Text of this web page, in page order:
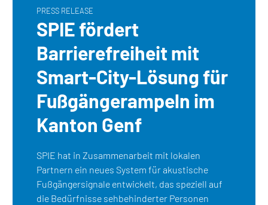
PRESS RELEASE
SPIE fördert
Barrierefreiheit mit
Smart-City-Lösung für
Fußgängerampeln im
Kanton Genf
SPIE hat in Zusammenarbeit mit lokalen
Partnern ein neues System für akustische
Fußgängersignale entwickelt, das speziell auf
die Bedürfnisse sehbehinderter Personen